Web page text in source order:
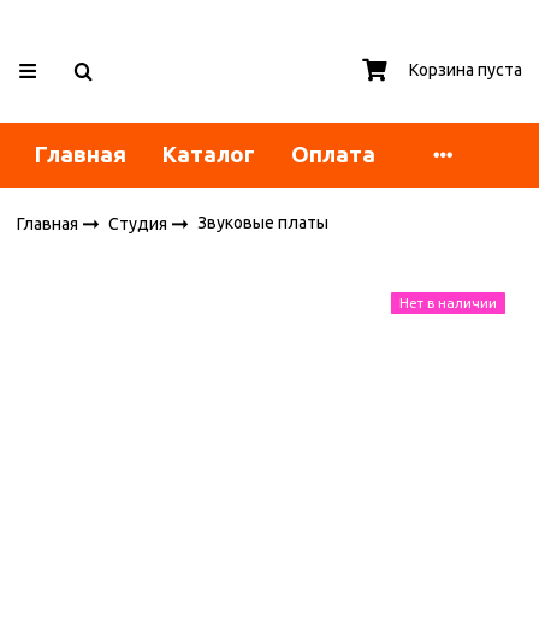
Корзина пуста
Главная Каталог Оплата
Главная Студия Звуковые платы
Нет в наличии